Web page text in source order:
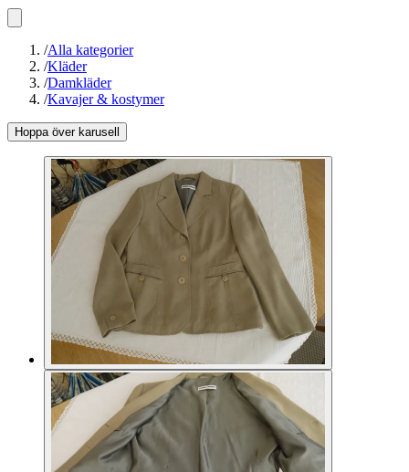
/Alla kategorier
/Kläder
/Damkläder
/Kavajer & kostymer
Hoppa över karusell